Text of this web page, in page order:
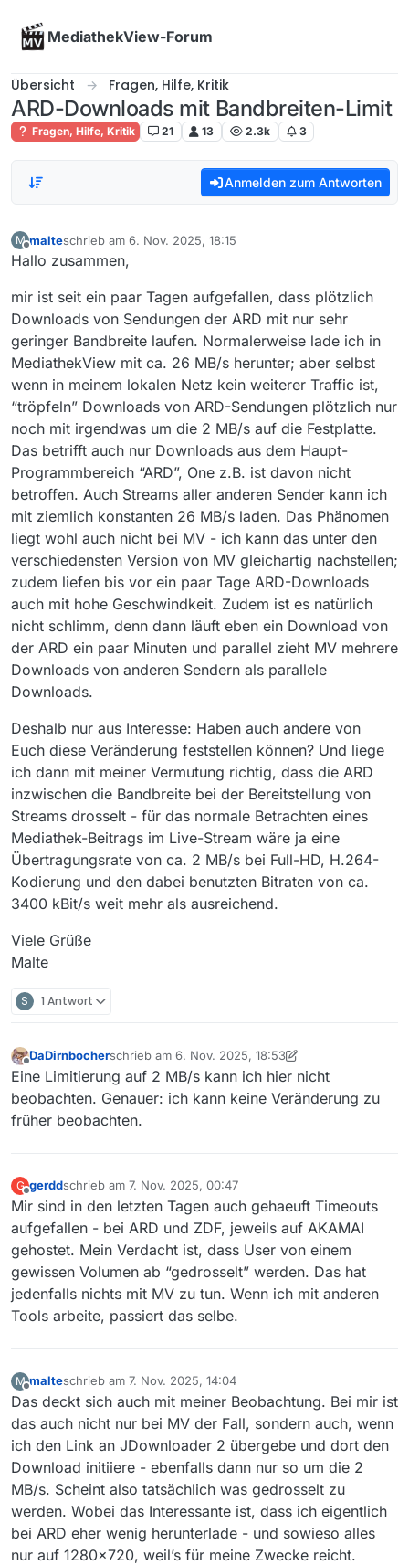
MediathekView-Forum
Übersicht Fragen, Hilfe, Kritik
ARD-Downloads mit Bandbreiten-Limit
Fragen, Hilfe, Kritik 21 13 2.3k 3
Anmelden zum Antworten
M
Offline
malteschrieb am 6. Nov. 2025, 18:15
zuletzt editiert von
Hallo zusammen,
mir ist seit ein paar Tagen aufgefallen, dass plötzlich
Downloads von Sendungen der ARD mit nur sehr
geringer Bandbreite laufen. Normalerweise lade ich in
MediathekView mit ca. 26 MB/s herunter; aber selbst
wenn in meinem lokalen Netz kein weiterer Traffic ist,
“tröpfeln” Downloads von ARD-Sendungen plötzlich nur
noch mit irgendwas um die 2 MB/s auf die Festplatte.
Das betrifft auch nur Downloads aus dem Haupt-
Programmbereich “ARD”, One z.B. ist davon nicht
betroffen. Auch Streams aller anderen Sender kann ich
mit ziemlich konstanten 26 MB/s laden. Das Phänomen
liegt wohl auch nicht bei MV - ich kann das unter den
verschiedensten Version von MV gleichartig nachstellen;
zudem liefen bis vor ein paar Tage ARD-Downloads
auch mit hohe Geschwindkeit. Zudem ist es natürlich
nicht schlimm, denn dann läuft eben ein Download von
der ARD ein paar Minuten und parallel zieht MV mehrere
Downloads von anderen Sendern als parallele
Downloads.
Deshalb nur aus Interesse: Haben auch andere von
Euch diese Veränderung feststellen können? Und liege
ich dann mit meiner Vermutung richtig, dass die ARD
inzwischen die Bandbreite bei der Bereitstellung von
Streams drosselt - für das normale Betrachten eines
Mediathek-Beitrags im Live-Stream wäre ja eine
Übertragungsrate von ca. 2 MB/s bei Full-HD, H.264-
Kodierung und den dabei benutzten Bitraten von ca.
3400 kBit/s weit mehr als ausreichend.
Viele Grüße
Malte
S 1 Antwort
Offline
DaDirnbocherschrieb am 6. Nov. 2025, 18:53
zuletzt editiert von DaDirnbocher
Eine Limitierung auf 2 MB/s kann ich hier nicht
beobachten. Genauer: ich kann keine Veränderung zu
früher beobachten.
G
Offline
gerddschrieb am 7. Nov. 2025, 00:47
zuletzt editiert von
Mir sind in den letzten Tagen auch gehaeuft Timeouts
aufgefallen - bei ARD und ZDF, jeweils auf AKAMAI
gehostet. Mein Verdacht ist, dass User von einem
gewissen Volumen ab “gedrosselt” werden. Das hat
jedenfalls nichts mit MV zu tun. Wenn ich mit anderen
Tools arbeite, passiert das selbe.
M
Offline
malteschrieb am 7. Nov. 2025, 14:04
zuletzt editiert von
Das deckt sich auch mit meiner Beobachtung. Bei mir ist
das auch nicht nur bei MV der Fall, sondern auch, wenn
ich den Link an JDownloader 2 übergebe und dort den
Download initiiere - ebenfalls dann nur so um die 2
MB/s. Scheint also tatsächlich was gedrosselt zu
werden. Wobei das Interessante ist, dass ich eigentlich
bei ARD eher wenig herunterlade - und sowieso alles
nur auf 1280x720, weil’s für meine Zwecke reicht.